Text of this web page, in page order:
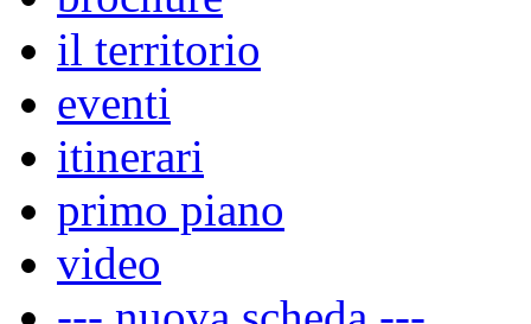
il territorio
eventi
itinerari
primo piano
video